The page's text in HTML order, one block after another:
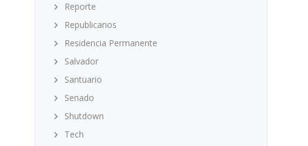
Reporte
Republicanos
Residencia Permanente
Salvador
Santuario
Senado
Shutdown
Tech